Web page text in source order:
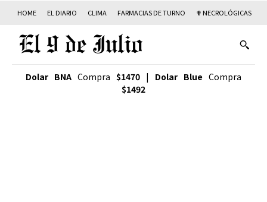
HOME EL DIARIO CLIMA FARMACIAS DE TURNO ✟ NECROLÓGICAS
Dolar BNA Compra $1470 | Dolar Blue Compra
$1492